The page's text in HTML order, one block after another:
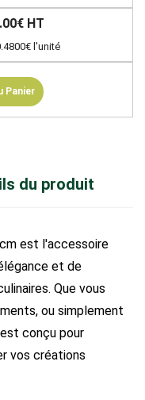
HT
l'unité
Panier
du produit
est l'accessoire
et de
Que vous
ou simplement
conçu pour
vos créations